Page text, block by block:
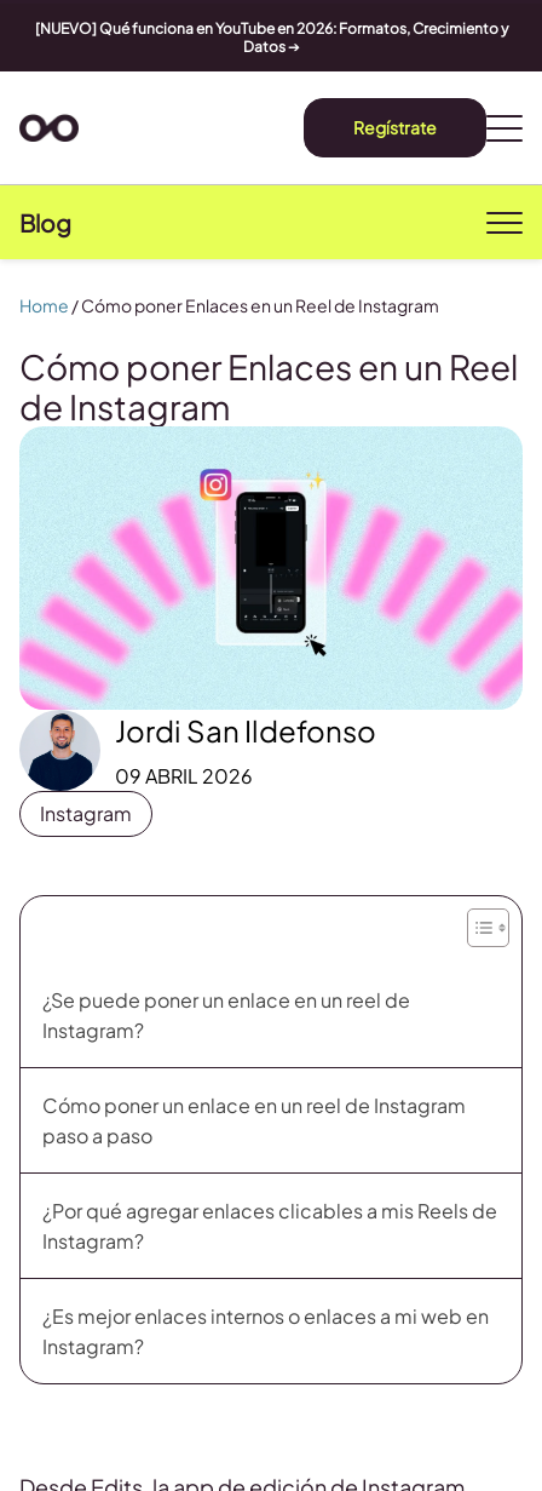
[NUEVO] Qué funciona en YouTube en 2026: Formatos, Crecimiento y
Datos➔
Regístrate
Blog
Cómo poner Enlaces en un Reel
de Instagram
Jordi San Ildefonso
09 ABRIL 2026
Instagram
Home /Cómo poner Enlaces en un Reel de Instagram
¿Se puede poner un enlace en un reel de
Instagram?
Cómo poner un enlace en un reel de Instagram
paso a paso
¿Por qué agregar enlaces clicables a mis Reels de
Instagram?
¿Es mejor enlaces internos o enlaces a mi web en
Instagram?